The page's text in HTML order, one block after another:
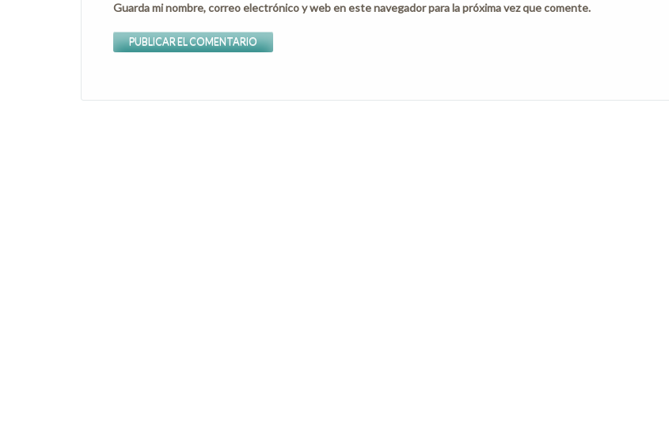
Guarda mi nombre, correo electrónico y web en este navegador para la próxima vez que comente.